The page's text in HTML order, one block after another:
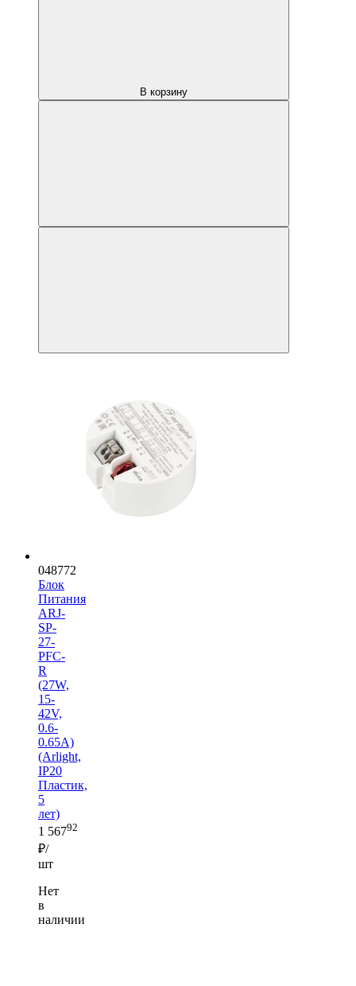
В корзину
048772
Блок
Питания
ARJ-
SP-
27-
PFC-
R
(27W,
15-
42V,
0.6-
0.65A)
(Arlight,
IP20
Пластик,
5
лет)
1 56792
₽/
шт
Нет
в
наличии